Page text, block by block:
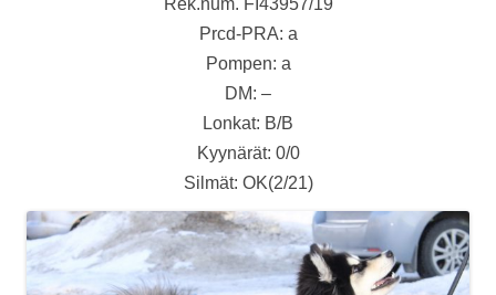
Prcd-PRA: a
Pompen: a
DM: –
Lonkat: B/B
Kyynärät: 0/0
Silmät: OK(2/21)